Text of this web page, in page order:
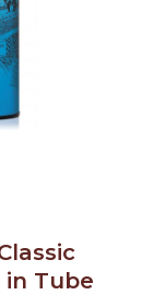
Tube